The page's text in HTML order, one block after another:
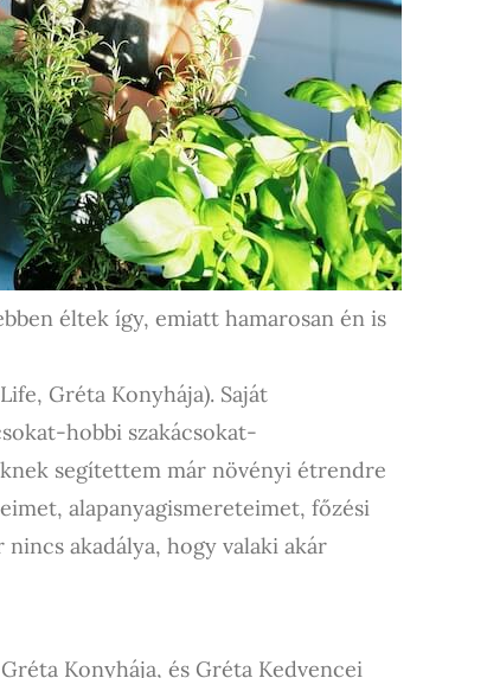
éltek így, emiatt hamarosan én is
Gréta Konyhája). Saját
hobbi szakácsokat-
segítettem már növényi étrendre
alapanyagismereteimet, főzési
akadálya, hogy valaki akár
Konyhája, és Gréta Kedvencei